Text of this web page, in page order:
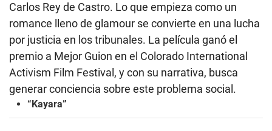
Carlos Rey de Castro. Lo que empieza como un
romance lleno de glamour se convierte en una lucha
por justicia en los tribunales. La película ganó el
premio a Mejor Guion en el Colorado International
Activism Film Festival, y con su narrativa, busca
generar conciencia sobre este problema social.
“Kayara”